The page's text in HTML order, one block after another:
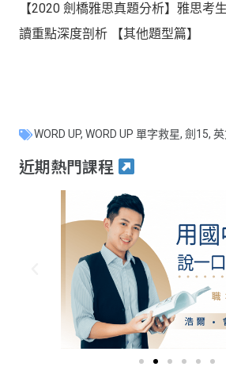
【2020 劍橋雅思真題分析】雅思考
讀重點深度剖析 【其他題型篇】
WORD UP, WORD UP 單字救星, 劍15,
近期熱門課程